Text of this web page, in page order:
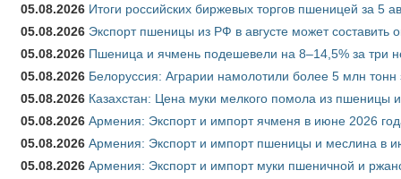
05.08.2026 Итоги российских биржевых торгов пшеницей за 5
05.08.2026 Экспорт пшеницы из РФ в августе может составить
05.08.2026 Пшеница и ячмень подешевели на 8–14,5% за три
05.08.2026 Белоруссия: Аграрии намолотили более 5 млн тонн
05.08.2026 Казахстан: Цена муки мелкого помола из пшеницы
05.08.2026 Армения: Экспорт и импорт ячменя в июне 2026
05.08.2026 Армения: Экспорт и импорт пшеницы и меслина в
05.08.2026 Армения: Экспорт и импорт муки пшеничной и